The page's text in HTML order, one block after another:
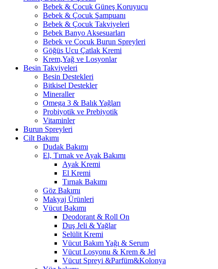
Bebek & Çocuk Güneş Koruyucu
Bebek & Çocuk Şampuanı
Bebek & Çocuk Takviyeleri
Bebek Banyo Aksesuarları
Bebek ve Çocuk Burun Spreyleri
Göğüs Ucu Çatlak Kremi
Krem,Yağ ve Losyonlar
Besin Takviyeleri
Besin Destekleri
Bitkisel Destekler
Mineraller
Omega 3 & Balık Yağları
Probiyotik ve Prebiyotik
Vitaminler
Burun Spreyleri
Cilt Bakımı
Dudak Bakımı
El, Tırnak ve Ayak Bakımı
Ayak Kremi
El Kremi
Tırnak Bakımı
Göz Bakımı
Makyaj Ürünleri
Vücut Bakımı
Deodorant & Roll On
Duş Jeli & Yağlar
Selülit Kremi
Vücut Bakım Yağı & Serum
Vücut Losyonu & Krem & Jel
Vücut Spreyi &Parfüm&Kolonya